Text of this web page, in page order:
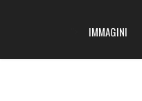
IMMAGINI